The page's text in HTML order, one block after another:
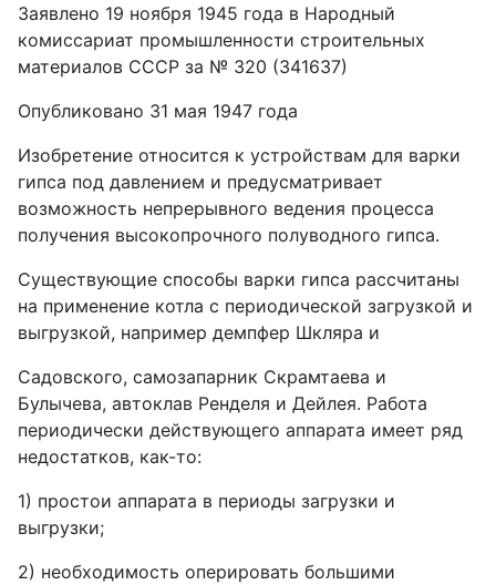
Заявлено 19 ноября 1945 года в Народный
комиссариат промышленности строительных
материалов СССР за № 320 (341637)
Опубликовано 31 мая 1947 года
Изобретение относится к устройствам для варки
гипса под давлением и предусматривает
возможность непрерывного ведения процесса
получения высокопрочного полуводного гипса.
Существующие способы варки гипса рассчитаны
на применение котла с периодической загрузкой и
выгрузкой, например демпфер Шкляра и
Садовского, самозапарник Скрамтаева и
Булычева, автоклав Ренделя и Дейлея. Работа
периодически действующего аппарата имеет ряд
недостатков, как-то:
1) простои аппарата в периоды загрузки и
выгрузки;
2) необходимость оперировать большими